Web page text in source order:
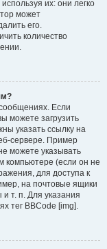
их: они легко
может
его.
количество
Если
можете загрузить
указать ссылку на
сервере. Пример
можете указывать
компьютере (если он не
для доступа к
на почтовые ящики
т. п. Для указания
тег BBCode [img].